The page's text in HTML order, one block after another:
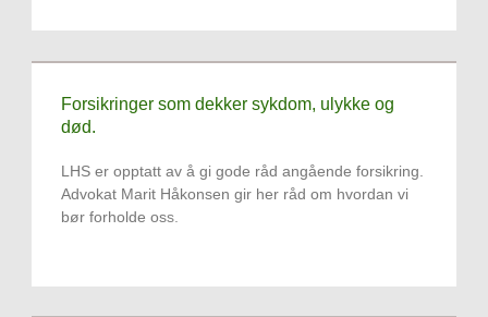
Forsikringer som dekker sykdom, ulykke og
død.
LHS er opptatt av å gi gode råd angående forsikring.
Advokat Marit Håkonsen gir her råd om hvordan vi
bør forholde oss.